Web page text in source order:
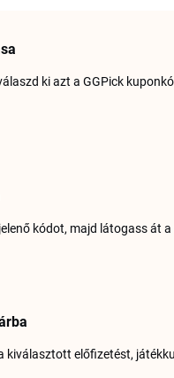
ki azt a GGPick
kódot, majd látogass át
kiválasztott előfizetést,